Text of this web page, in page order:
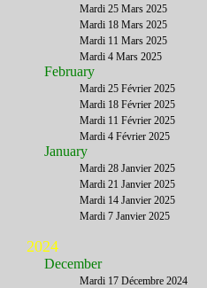
Mardi 25 Mars 2025
Mardi 18 Mars 2025
Mardi 11 Mars 2025
Mardi 4 Mars 2025
February
Mardi 25 Février 2025
Mardi 18 Février 2025
Mardi 11 Février 2025
Mardi 4 Février 2025
January
Mardi 28 Janvier 2025
Mardi 21 Janvier 2025
Mardi 14 Janvier 2025
Mardi 7 Janvier 2025
2024
December
Mardi 17 Décembre 2024